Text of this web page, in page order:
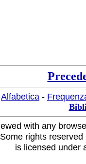
Alfabetica -
with any
rights
is licensed under